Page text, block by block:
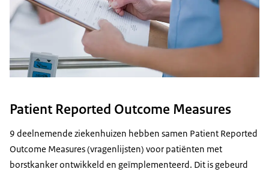
Patient Reported Outcome Measures
9 deelnemende ziekenhuizen hebben samen Patient Reported
Outcome Measures (vragenlijsten) voor patiënten met
borstkanker ontwikkeld en geïmplementeerd. Dit is gebeurd